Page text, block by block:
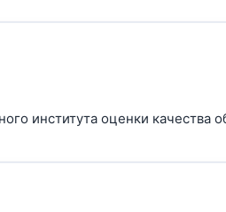
института оценки качества